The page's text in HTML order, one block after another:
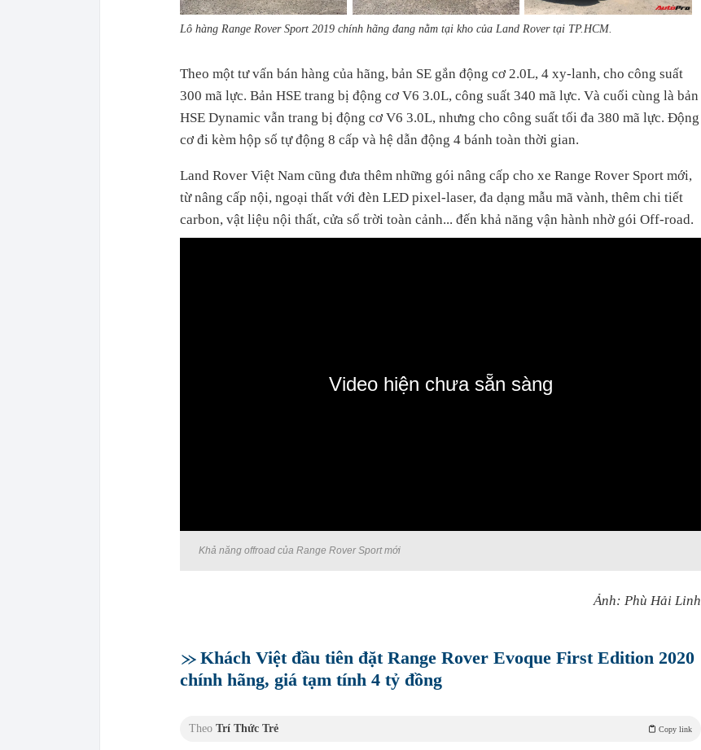
Lô hàng Range Rover Sport 2019 chính hãng đang nằm tại kho của Land Rover tại TP.HCM.
Theo một tư vấn bán hàng của hãng, bản SE gắn động cơ 2.0L, 4 xy-lanh, cho công suất
300 mã lực. Bản HSE trang bị động cơV6 3.0L, công suất 340 mã lực. Và cuối cùng là bản
HSE Dynamic vẫn trang bị động cơ V6 3.0L, nhưng cho công suất tối đa 380 mã lực. Động
cơ đi kèm hộp số tự động 8 cấp và hệ dẫn động 4 bánh toàn thời gian.
Land Rover Việt Nam cũng đưa thêm những gói nâng cấp cho xe Range Rover Sport mới,
từ nâng cấp nội, ngoại thất với đèn LED pixel-laser, đa dạng mẫu mã vành, thêm chi tiết
carbon, vật liệu nội thất, cửa sổ trời toàn cảnh... đến khả năng vận hành nhờ gói Off-road.
Video hiện chưa sẵn sàng
Khả năng offroad của Range Rover Sport mới
Ảnh: Phù Hải Linh
Khách Việt đầu tiên đặt Range Rover Evoque First Edition 2020
chính hãng, giá tạm tính 4 tỷ đồng
Theo Trí Thức Trẻ Copy link